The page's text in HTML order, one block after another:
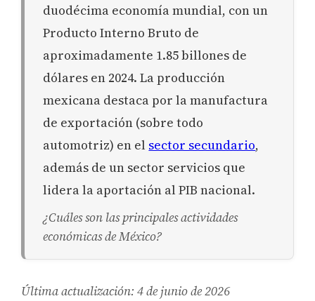
duodécima economía mundial, con un
Producto Interno Bruto de
aproximadamente 1.85 billones de
dólares en 2024. La producción
mexicana destaca por la manufactura
de exportación (sobre todo
automotriz) en el sector secundario,
además de un sector servicios que
lidera la aportación al PIB nacional.
¿Cuáles son las principales actividades
económicas de México?
Última actualización: 4 de junio de 2026